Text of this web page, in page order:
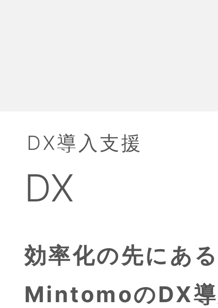
DX導入支援
DX
効率化の先にあ
MintomoのDX